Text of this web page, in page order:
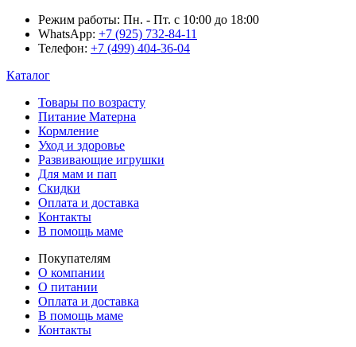
Режим работы: Пн. - Пт. с 10:00 до 18:00
WhatsApp: +7 (925) 732-84-11
Телефон: +7 (499) 404-36-04
Каталог
Товары по возрасту
Питание Матерна
Кормление
Уход и здоровье
Развивающие игрушки
Для мам и пап
Скидки
Оплата и доставка
Контакты
В помощь маме
Покупателям
О компании
О питании
Оплата и доставка
В помощь маме
Контакты